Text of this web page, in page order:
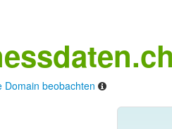
Domain beobachten